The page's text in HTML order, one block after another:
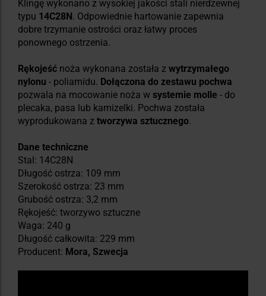
Klingę wykonano z wysokiej jakości stali nierdzewnej
typu 14C28N . Odpowiednie hartowanie zapewnia
dobre trzymanie ostrości oraz łatwy proces
ponownego ostrzenia.
Rękojeść noża wykonana została z wytrzymałego
nylonu - poliamidu. Dołączona do zestawu pochwa
pozwala na mocowanie noża w systemie molle - do
plecaka, pasa lub kamizelki. Pochwa została
wyprodukowana z tworzywa sztucznego.
Dane techniczne
Stal: 14C28N
Długość ostrza: 109 mm
Szerokość ostrza: 23 mm
Grubość ostrza: 3,2 mm
Rękojeść: tworzywo sztuczne
Waga: 240 g
Długość całkowita: 229 mm
Producent: Mora, Szwecja